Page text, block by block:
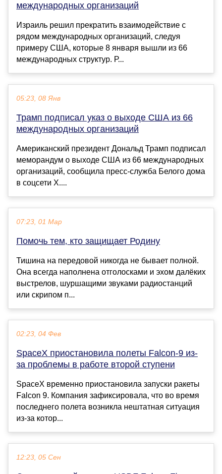
международных организаций
Израиль решил прекратить взаимодействие с
рядом международных организаций, следуя
примеру США, которые 8 января вышли из 66
международных структур. Р...
05:23, 08 Янв
Трамп подписал указ о выходе США из 66
международных организаций
Американский президент Дональд Трамп подписал
меморандум о выходе США из 66 международных
организаций, сообщила пресс-служба Белого дома
в соцсети X....
07:23, 01 Мар
Помочь тем, кто защищает Родину
Тишина на передовой никогда не бывает полной.
Она всегда наполнена отголосками и эхом далёких
выстрелов, шуршащими звуками радиостанций
или скрипом п...
02:23, 04 Фев
SpaceX приостановила полеты Falcon-9 из-
за проблемы в работе второй ступени
SpaceX временно приостановила запуски ракеты
Falcon 9. Компания зафиксировала, что во время
последнего полета возникла нештатная ситуация
из-за котор...
12:23, 05 Сен